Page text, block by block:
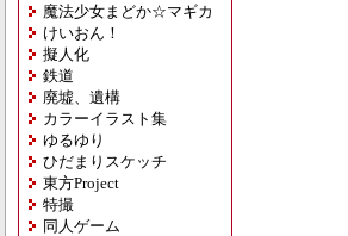
魔法少女まどか☆マギカ
けいおん！
擬人化
鉄道
廃墟、遺構
カラーイラスト集
ゆるゆり
ひだまりスケッチ
東方Project
特撮
同人ゲーム